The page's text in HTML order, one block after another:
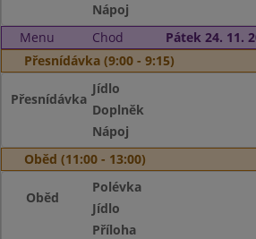
Nápoj
Menu
Chod
Pátek 24. 11.
Přesnídávka (9:00 - 9:15)
Přesnídávka
Jídlo
Doplněk
Nápoj
Oběd (11:00 - 13:00)
Oběd
Polévka
Jídlo
Příloha